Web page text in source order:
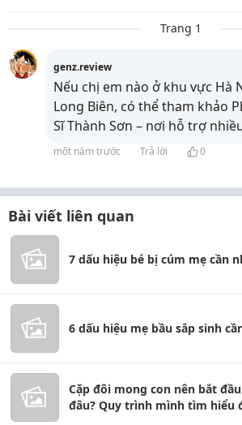
Trang 1
genz.review
Nếu chị em nào ở khu vực Hà
Long Biên, có thể tham khảo
Sĩ Thành Sơn – nơi hỗ trợ
một năm trước Trả lời 0
Bài viết liên quan
7 dấu hiệu bé bị cúm mẹ cần
6 dấu hiệu mẹ bầu sắp sinh
Cặp đôi mong con nên bắt
đâu? Quy trình mình tìm hiểu